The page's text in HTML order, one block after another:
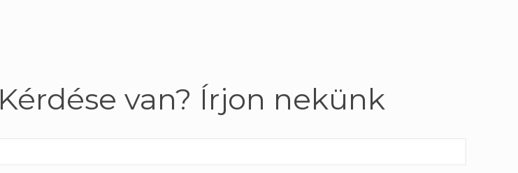
Kérdése van? Írjon nekünk